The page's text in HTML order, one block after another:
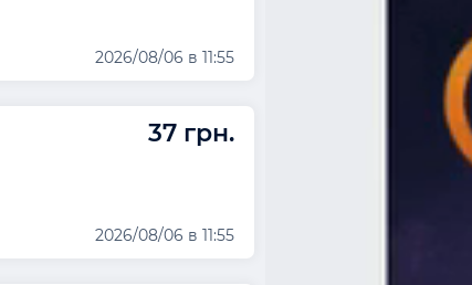
2026/08/06 в 11:55
37 грн.
2026/08/06 в 11:55